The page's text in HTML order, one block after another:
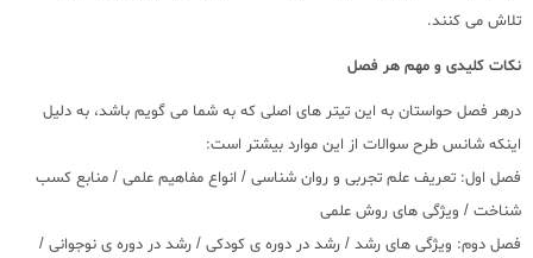
تلاش می کنند.
نکات کلیدی و مهم هر فصل
درهر فصل حواستان به این تیتر های اصلی که به شما می گویم باشد، به دلیل
اینکه شانس طرح سوالات از این موارد بیشتر است:
فصل اول: تعریف علم تجربی و روان شناسی / انواع مفاهیم علمی / منابع کسب
شناخت / ویژگی های روش علمی
فصل دوم: ویژگی های رشد / رشد در دوره ی کودکی / رشد در دوره ی نوجوانی /